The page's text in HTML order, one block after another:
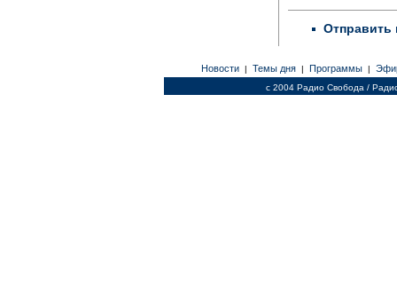
Отправить
Новости | Темы дня | Программы |
c 2004 Радио Свобода /